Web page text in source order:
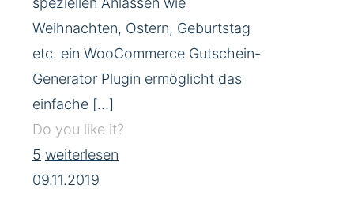
Weihnachten, Ostern, Geburtstag
etc. ein WooCommerce Gutschein-
Generator Plugin ermöglicht das
einfache […]
Do you like it?
5 weiterlesen
09.11.2019